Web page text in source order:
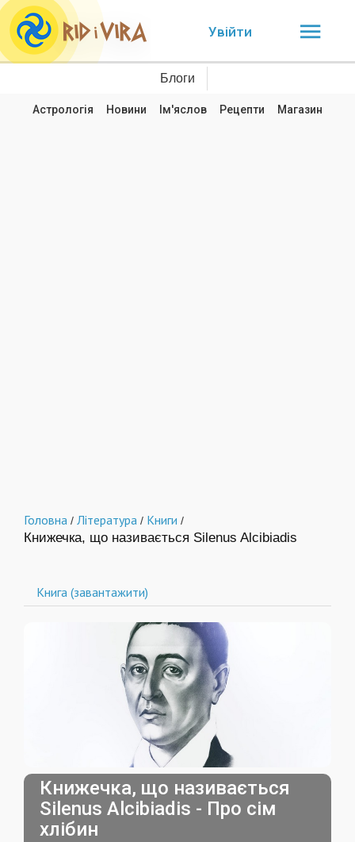
Увійти
Блоги
Астрологія Новини Ім'яслов Рецепти Магазин
Головна / Література / Книги /
Книжечка, що називається Silenus Alcibiadis
Книга (завантажити)
Книжечка, що називається
Silenus Alcibiadis - Про сім
хлібин